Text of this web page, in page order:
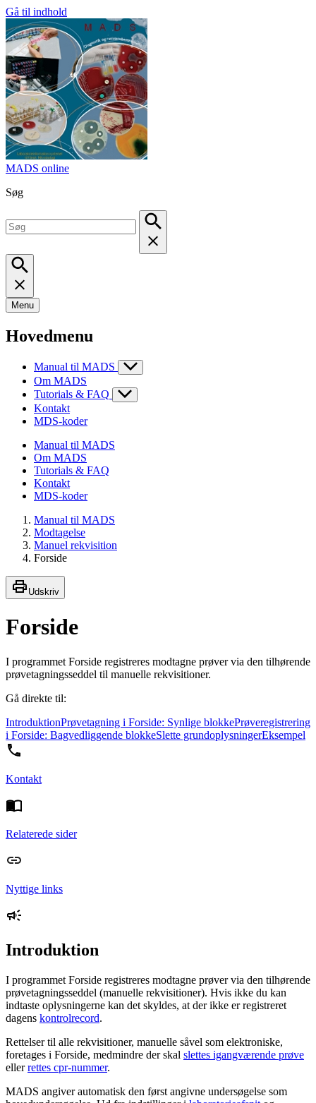
Gå til indhold
MADS online
Søg
Menu
Hovedmenu
Manual til MADS
Om MADS
Tutorials & FAQ
Kontakt
MDS-koder
Manual til MADS
Om MADS
Tutorials & FAQ
Kontakt
MDS-koder
Manual til MADS
Modtagelse
Manuel rekvisition
Forside
Udskriv
Forside
I programmet Forside registreres modtagne prøver via den tilhørende
prøvetagningsseddel til manuelle rekvisitioner.
Gå direkte til:
IntroduktionPrøvetagning i Forside: Synlige blokkePrøveregistrering
i Forside: Bagvedliggende blokkeSlette grundoplysningerEksempel
Kontakt
Relaterede sider
Nyttige links
Introduktion
I programmet Forside registreres modtagne prøver via den tilhørende
prøvetagningsseddel (manuelle rekvisitioner). Hvis ikke du kan
indtaste oplysningerne kan det skyldes, at der ikke er registreret
dagens kontrolrecord.
Rettelser til alle rekvisitioner, manuelle såvel som elektroniske,
foretages i Forside, medmindre der skal slettes igangværende prøve
ellerrettes cpr-nummer.
MADS angiver automatisk den først angivne undersøgelse som